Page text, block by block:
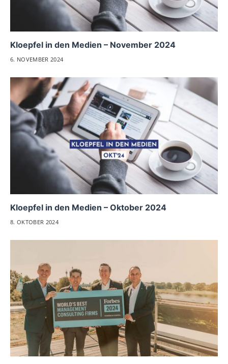
Kloepfel in den Medien – November 2024
6. NOVEMBER 2024
Kloepfel in den Medien – Oktober 2024
8. OKTOBER 2024